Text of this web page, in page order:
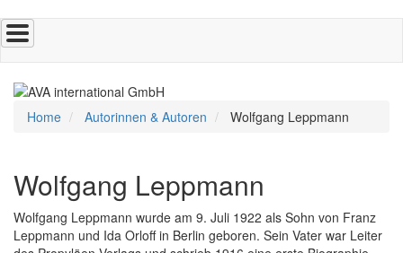
Direkt
zum
Inhalt
Home Autorinnen & Autoren Wolfgang Leppmann
Wolfgang Leppmann
Wolfgang Leppmann wurde am 9. Juli 1922 als Sohn von Franz
Leppmann und Ida Orloff in Berlin geboren. Sein Vater war Leiter